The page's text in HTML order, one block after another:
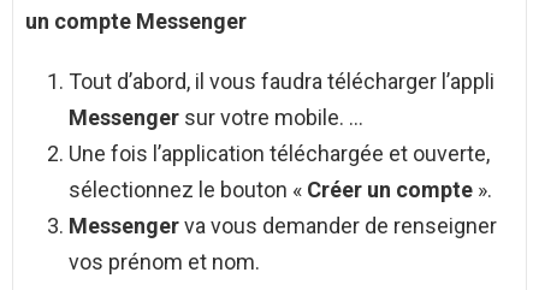
un compte Messenger
Tout d’abord, il vous faudra télécharger l’appli
Messenger sur votre mobile. …
Une fois l’application téléchargée et ouverte,
sélectionnez le bouton « Créer un compte ».
Messengerva vous demander de renseigner
vos prénom et nom.